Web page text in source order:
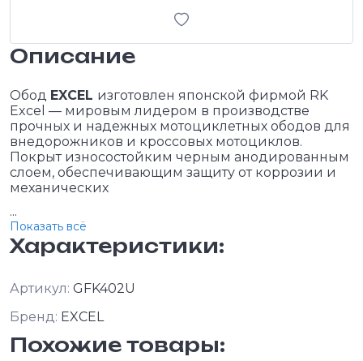
Описание
Обод EXCEL изготовлен японской фирмой RK
Excel — мировым лидером в производстве
прочных и надежных мотоциклетных ободов для
внедорожников и кроссовых мотоциклов.
Покрыт износостойким черным анодированным
слоем, обеспечивающим защиту от коррозии и
механических
...
Показать всё
Характеристики:
Артикул: GFK402U
Бренд: EXCEL
Похожие товары: